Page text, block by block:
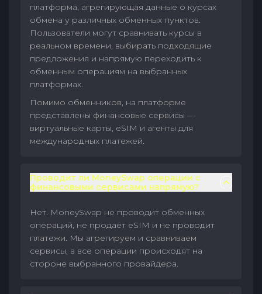
платформа, агрегирующая данные о курсах
обмена у различных обменных пунктов.
Пользователи могут сравнивать курсы в
реальном времени, выбирать подходящие
предложения и напрямую переходить к
обменным операциям на выбранных
платформах.
Помимо обменников, на платформе
представлены финансовые сервисы —
виртуальные карты, eSIM и агенты для
международных платежей.
Проводит ли MoneySwap операции с
финансовыми сервисами напрямую?
Нет. MoneySwap не проводит обменных
операций, не продаёт eSIM и не проводит
платежи. Мы агрегируем и сравниваем
сервисы, а все операции происходят на
стороне выбранного провайдера.